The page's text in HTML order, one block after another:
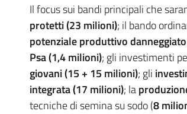
Il focus sui bandi principali che
protetti (23 milioni); il bando
potenziale produttivo
Psa (1,4 milioni); gli investimenti
giovani (15 + 15 milioni); gli
integrata (17 milioni); la
tecniche di semina su sodo (8